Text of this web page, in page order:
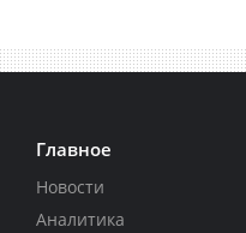
Главное
Новости
Аналитика